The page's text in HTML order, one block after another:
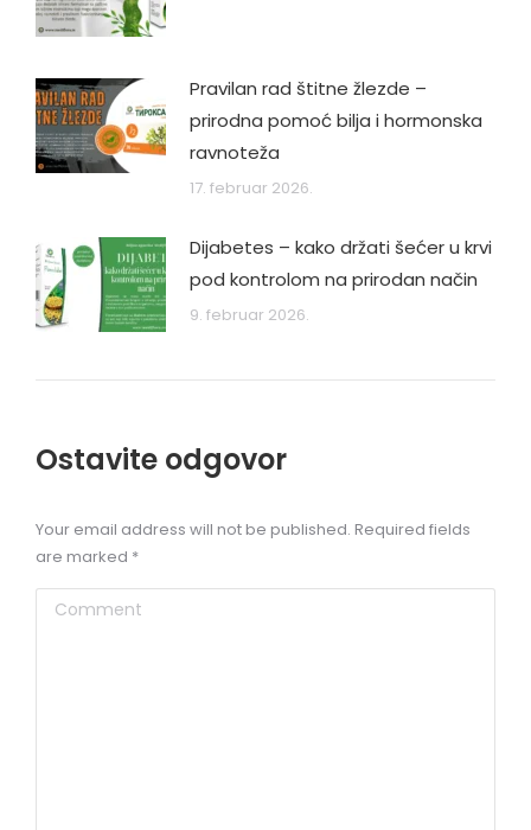
Pravilan rad štitne žlezde –
prirodna pomoć bilja i hormonska
ravnoteža
17. februar 2026.
Dijabetes – kako držati šećer u krvi
pod kontrolom na prirodan način
9. februar 2026.
Ostavite odgovor
Your email address will not be published. Required fields
are marked *
Comment